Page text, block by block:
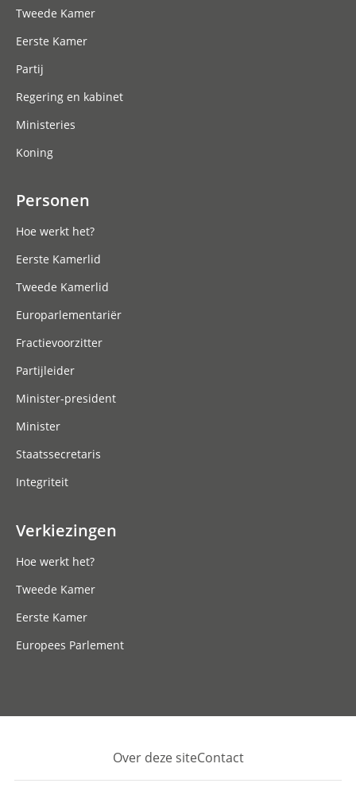
Tweede Kamer
Eerste Kamer
Partij
Regering en kabinet
Ministeries
Koning
Personen
Hoe werkt het?
Eerste Kamerlid
Tweede Kamerlid
Europarlementariër
Fractievoorzitter
Partijleider
Minister-president
Minister
Staatssecretaris
Integriteit
Verkiezingen
Hoe werkt het?
Tweede Kamer
Eerste Kamer
Europees Parlement
Footer
Over deze siteContact